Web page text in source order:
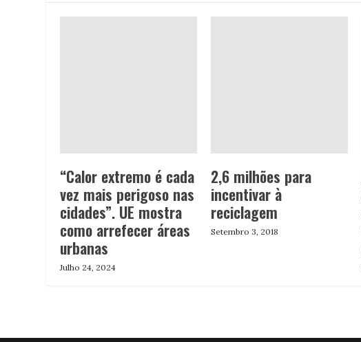
“Calor extremo é cada
vez mais perigoso nas
cidades”. UE mostra
como arrefecer áreas
urbanas
Julho 24, 2024
2,6 milhões para
incentivar à
reciclagem
Setembro 3, 2018